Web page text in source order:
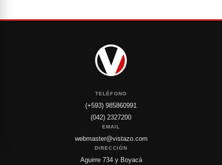
TELÉFONO
(+593) 985860991
(042) 2327200
EMAIL
webmaster@vistazo.com
DIRECCIÓN
Aguirre 734 y Boyacá